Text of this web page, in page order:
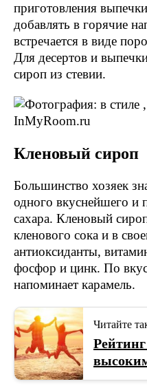
приготовления
добавлять в горячие
встречается в виде
Для десертов и
сироп из стевии.
Кленовый сироп
Большинство хозяек
одного вкуснейшего и
сахара. Кленовый
кленового сока и в
антиоксиданты,
фосфор и цинк. По
напоминает карамель.
Читайте